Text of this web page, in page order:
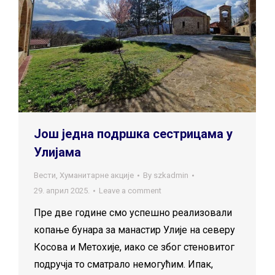
Још једна подршка сестрицама у
Улијама
Вести, Хуманитарне акције By szkadmin
29. април 2025.
Leave a comment
Пре две године смо успешно реализовали
копање бунара за манастир Улије на северу
Косова и Метохије, иако се због стеновитог
подручја то сматрало немогућим. Ипак,